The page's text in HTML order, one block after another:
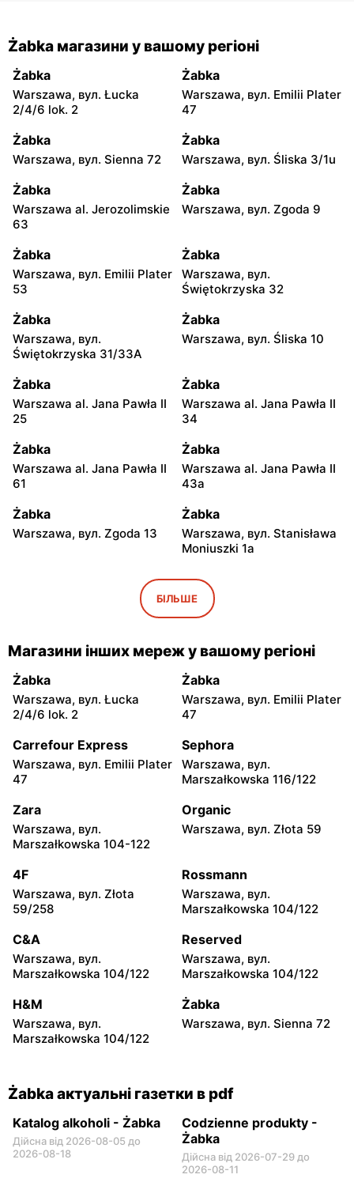
Żabka магазини у вашому регіоні
Żabka
Warszawa, вул. Łucka
2/4/6 lok. 2
Żabka
Warszawa, вул. Emilii Plater
47
Żabka
Warszawa, вул. Sienna 72
Żabka
Warszawa, вул. Śliska 3/1u
Żabka
Warszawa al. Jerozolimskie
63
Żabka
Warszawa, вул. Zgoda 9
Żabka
Warszawa, вул. Emilii Plater
53
Żabka
Warszawa, вул.
Świętokrzyska 32
Żabka
Warszawa, вул.
Świętokrzyska 31/33A
Żabka
Warszawa, вул. Śliska 10
Żabka
Warszawa al. Jana Pawła II
25
Żabka
Warszawa al. Jana Pawła II
34
Żabka
Warszawa al. Jana Pawła II
61
Żabka
Warszawa al. Jana Pawła II
43a
Żabka
Warszawa, вул. Zgoda 13
Żabka
Warszawa, вул. Stanisława
Moniuszki 1a
Świętokrzyska 0 Stacja
Żabka
Warszawa, вул.
Grzybowska 5
Żabka
Łódź, вул. Żurawia 14
Żabka
Warszawa, вул. Żurawia 18
Żabka
35
Żabka
104
Żabka
Grzybowska 2
Żabka
Żabka
Chałubińskiego 8
Żabka
73
Żabka
Grzybowska 4
Żabka
41/43
Żabka Żabka
Żabka
Warszawa, вул. Prosta 2/14
Żabka
БІЛЬШЕ
Магазини інших мереж у вашому регіоні
Żabka
Warszawa, вул. Łucka
2/4/6 lok. 2
Żabka
Warszawa, вул. Emilii Plater
47
Carrefour Express
Warszawa, вул. Emilii Plater
47
Sephora
Warszawa, вул.
Marszałkowska 116/122
Zara
Warszawa, вул.
Marszałkowska 104-122
Organic
Warszawa, вул. Złota 59
4F
Warszawa, вул. Złota
59/258
Rossmann
Warszawa, вул.
Marszałkowska 104/122
C&A
Warszawa, вул.
Marszałkowska 104/122
Reserved
Warszawa, вул.
Marszałkowska 104/122
H&M
Warszawa, вул.
Marszałkowska 104/122
Żabka
Warszawa, вул. Sienna 72
Żabka актуальні газетки в pdf
Katalog alkoholi - Żabka
Дійсна від 2026-08-05 до
2026-08-18
Codzienne produkty -
Żabka
Дійсна від 2026-07-29 до
2026-08-11